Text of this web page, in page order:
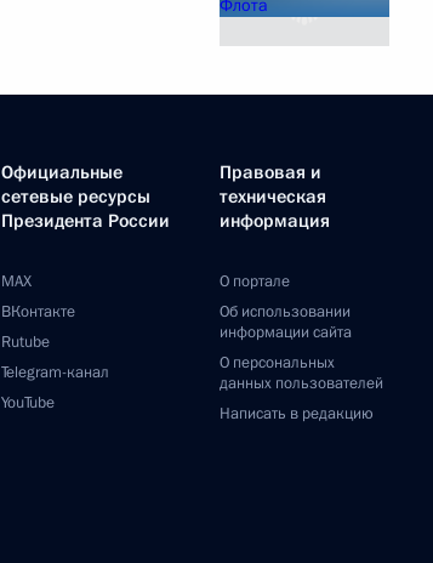
Официальные
сетевые ресурсы
Президента России
MAX
ВКонтакте
Rutube
Telegram-канал
YouTube
Правовая и
техническая
информация
О портале
Об использовании
информации сайта
О персональных
данных пользователей
Написать в редакцию